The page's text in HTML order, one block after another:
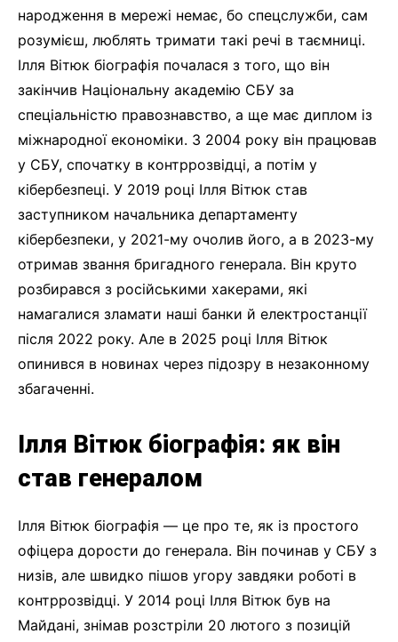
народження в мережі немає, бо спецслужби, сам
розумієш, люблять тримати такі речі в таємниці.
Ілля Вітюк біографія почалася з того, що він
закінчив Національну академію СБУ за
спеціальністю правознавство, а ще має диплом із
міжнародної економіки. З 2004 року він працював
у СБУ, спочатку в контррозвідці, а потім у
кібербезпеці. У 2019 році Ілля Вітюк став
заступником начальника департаменту
кібербезпеки, у 2021-му очолив його, а в 2023-му
отримав звання бригадного генерала. Він круто
розбирався з російськими хакерами, які
намагалися зламати наші банки й електростанції
після 2022 року. Але в 2025 році Ілля Вітюк
опинився в новинах через підозру в незаконному
збагаченні.
Ілля Вітюк біографія: як він
став генералом
Ілля Вітюк біографія — це про те, як із простого
офіцера дорости до генерала. Він починав у СБУ з
низів, але швидко пішов угору завдяки роботі в
контррозвідці. У 2014 році Ілля Вітюк був на
Майдані, знімав розстріли 20 лютого з позицій